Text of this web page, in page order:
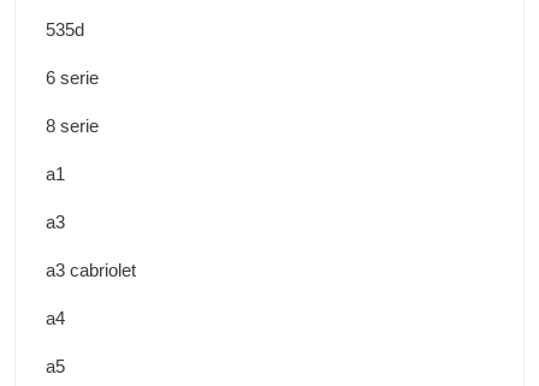
535d
6 serie
8 serie
a1
a3
a3 cabriolet
a4
a5